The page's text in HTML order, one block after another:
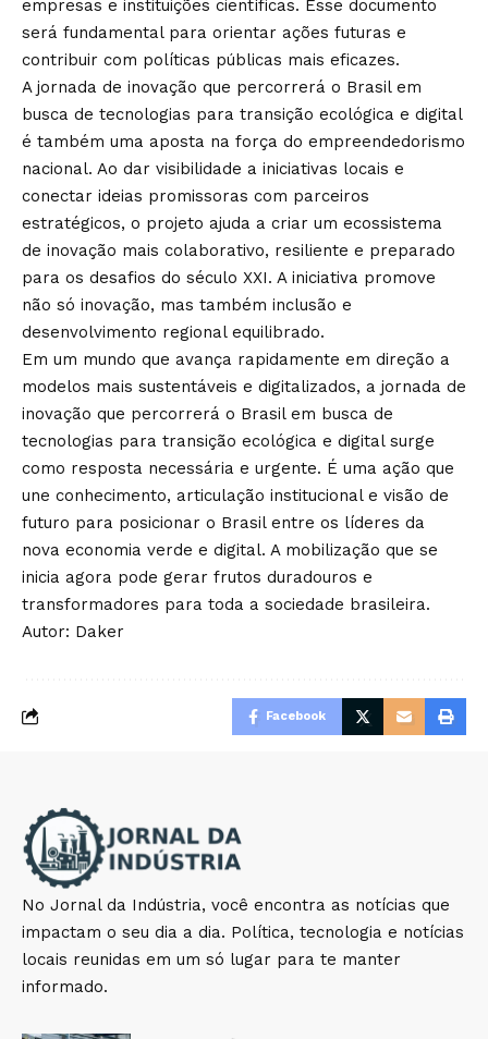
empresas e instituições científicas. Esse documento
será fundamental para orientar ações futuras e
contribuir com políticas públicas mais eficazes.
A jornada de inovação que percorrerá o Brasil em
busca de tecnologias para transição ecológica e digital
é também uma aposta na força do empreendedorismo
nacional. Ao dar visibilidade a iniciativas locais e
conectar ideias promissoras com parceiros
estratégicos, o projeto ajuda a criar um ecossistema
de inovação mais colaborativo, resiliente e preparado
para os desafios do século XXI. A iniciativa promove
não só inovação, mas também inclusão e
desenvolvimento regional equilibrado.
Em um mundo que avança rapidamente em direção a
modelos mais sustentáveis e digitalizados, a jornada de
inovação que percorrerá o Brasil em busca de
tecnologias para transição ecológica e digital surge
como resposta necessária e urgente. É uma ação que
une conhecimento, articulação institucional e visão de
futuro para posicionar o Brasil entre os líderes da
nova economia verde e digital. A mobilização que se
inicia agora pode gerar frutos duradouros e
transformadores para toda a sociedade brasileira.
Autor: Daker
Facebook
No Jornal da Indústria, você encontra as notícias que
impactam o seu dia a dia. Política, tecnologia e notícias
locais reunidas em um só lugar para te manter
informado.